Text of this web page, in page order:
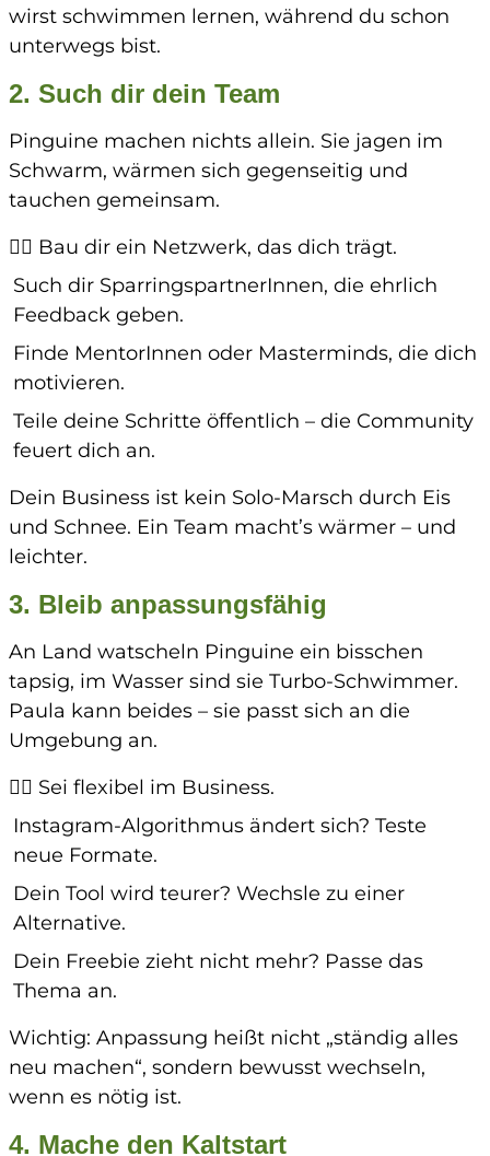
wirst schwimmen lernen, während du schon
unterwegs bist.
2. Such dir dein Team
Pinguine machen nichts allein. Sie jagen im
Schwarm, wärmen sich gegenseitig und
tauchen gemeinsam.
👉🏼 Bau dir ein Netzwerk, das dich trägt.
Such dir SparringspartnerInnen, die ehrlich
Feedback geben.
Finde MentorInnen oder Masterminds, die dich
motivieren.
Teile deine Schritte öffentlich – die Community
feuert dich an.
Dein Business ist kein Solo-Marsch durch Eis
und Schnee. Ein Team macht’s wärmer – und
leichter.
3. Bleib anpassungsfähig
An Land watscheln Pinguine ein bisschen
tapsig, im Wasser sind sie Turbo-Schwimmer.
Paula kann beides – sie passt sich an die
Umgebung an.
👉🏼 Sei flexibel im Business.
Instagram-Algorithmus ändert sich? Teste
neue Formate.
Dein Tool wird teurer? Wechsle zu einer
Alternative.
Dein Freebie zieht nicht mehr? Passe das
Thema an.
Wichtig: Anpassung heißt nicht „ständig alles
neu machen“, sondern bewusst wechseln,
wenn es nötig ist.
4. Mache den Kaltstart